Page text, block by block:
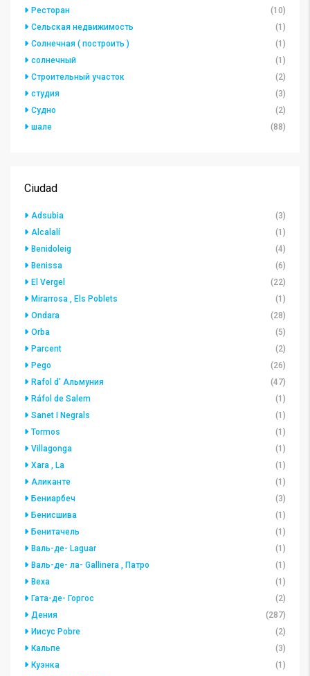
Ресторан
(10)
Сельская недвижимость
(1)
Солнечная ( построить )
(1)
солнечный
(1)
Строительный участок
(2)
студия
(3)
Судно
(2)
шале
(88)
Ciudad
Adsubia
(3)
Alcalalí
(1)
Benidoleig
(4)
Benissa
(6)
El Vergel
(22)
Mirarrosa , Els Poblets
(1)
Ondara
(28)
Orba
(5)
Parcent
(2)
Pego
(26)
Rafol d' Альмуния
(47)
Ráfol de Salem
(1)
Sanet I Negrals
(1)
Tormos
(1)
Villagonga
(1)
Xara , La
(1)
Аликанте
(1)
Бениарбеч
(3)
Бенисшива
(1)
Бенитачель
(1)
Валь-де- Laguar
(1)
Валь-де- ла- Gallinera , Патро
(1)
Веха
(1)
Гата-де- Горгос
(2)
Дения
(287)
Иисус Pobre
(2)
Кальпе
(3)
Куэнка
(1)